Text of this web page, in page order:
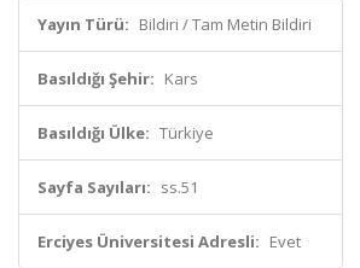
Yayın Türü: Bildiri / Tam Metin Bildiri
Basıldığı Şehir: Kars
Basıldığı Ülke: Türkiye
Sayfa Sayıları: ss.51
Erciyes Üniversitesi Adresli: Evet